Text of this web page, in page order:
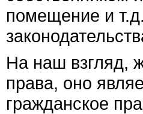
помещение и
На наш взгляд,
права, оно
гражданское